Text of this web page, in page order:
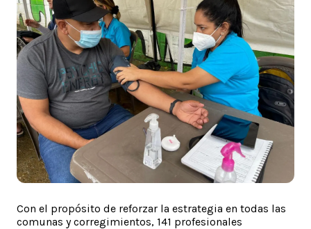
Con el propósito de reforzar la estrategia en todas las
comunas y corregimientos, 141 profesionales